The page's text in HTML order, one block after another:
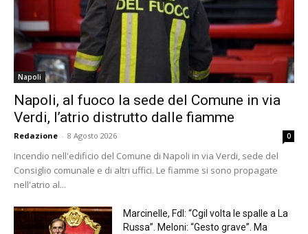
Napoli
Napoli, al fuoco la sede del Comune in via
Verdi, l’atrio distrutto dalle fiamme
Redazione - 8 Agosto 2026 0
Incendio nell'edificio del Comune di Napoli in via Verdi, sede del
Consiglio comunale e di altri uffici. Le fiamme si sono propagate
nell'atrio al...
Marcinelle, FdI: “Cgil volta le spalle a La
Russa”. Meloni: “Gesto grave”. Ma